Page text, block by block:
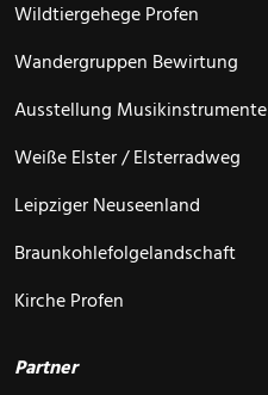
Wildtiergehege Profen
Wandergruppen Bewirtung
Ausstellung Musikinstrumente
Weiße Elster / Elsterradweg
Leipziger Neuseenland
Braunkohlefolgelandschaft
Kirche Profen
Partner